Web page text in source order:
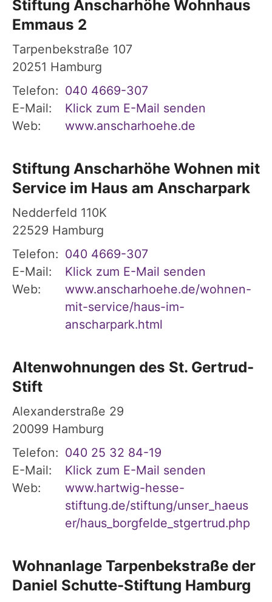
Stiftung Anscharhöhe Wohnhaus
Emmaus 2
Tarpenbekstraße 107
20251 Hamburg
Telefon: 040 4669-307
E-Mail:
Klick zum E-Mail senden
Web:
www.anscharhoehe.de
Stiftung Anscharhöhe Wohnen mit
Service im Haus am Anscharpark
Nedderfeld 110K
22529 Hamburg
Telefon: 040 4669-307
E-Mail:
Klick zum E-Mail senden
Web:
www.anscharhoehe.de/wohnen-
mit-service/haus-im-
anscharpark.html
Altenwohnungen des St. Gertrud-
Stift
Alexanderstraße 29
20099 Hamburg
Telefon: 040 25 32 84-19
E-Mail:
Klick zum E-Mail senden
Web:
www.hartwig-hesse-
stiftung.de/stiftung/unser_haeus
er/haus_borgfelde_stgertrud.php
Wohnanlage Tarpenbekstraße der
Daniel Schutte-Stiftung Hamburg